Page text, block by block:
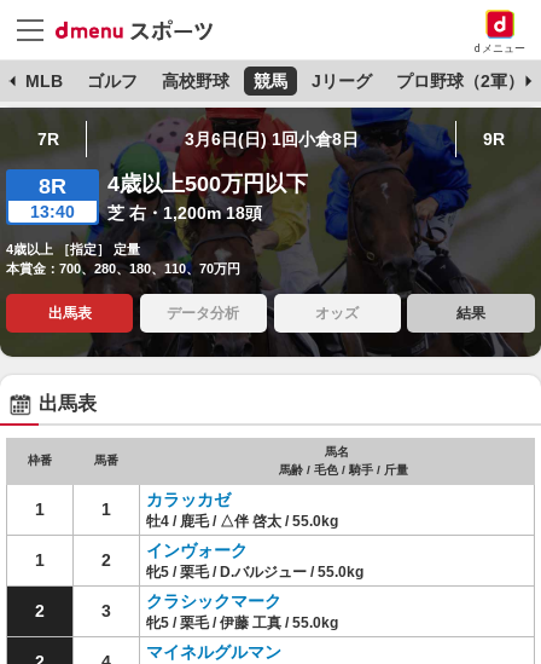
dメニュー
MLB ゴルフ 高校野球 競馬 Jリーグ プロ野球（2軍）
7R 3月6日(日) 1回小倉8日 9R
8R
13:40
4歳以上500万円以下
芝 右・1,200m 18頭
4歳以上 ［指定］ 定量
本賞金：700、280、180、110、70万円
出馬表 データ分析 オッズ 結果
出馬表
枠番 馬番
馬名
馬齢 / 毛色 / 騎手 / 斤量
1 1 カラッカゼ
牡4 / 鹿毛 / △伴 啓太 / 55.0kg
1 2 インヴォーク
牝5 / 栗毛 / D.バルジュー / 55.0kg
2 3 クラシックマーク
牝5 / 栗毛 / 伊藤 工真 / 55.0kg
マイネルグルマン